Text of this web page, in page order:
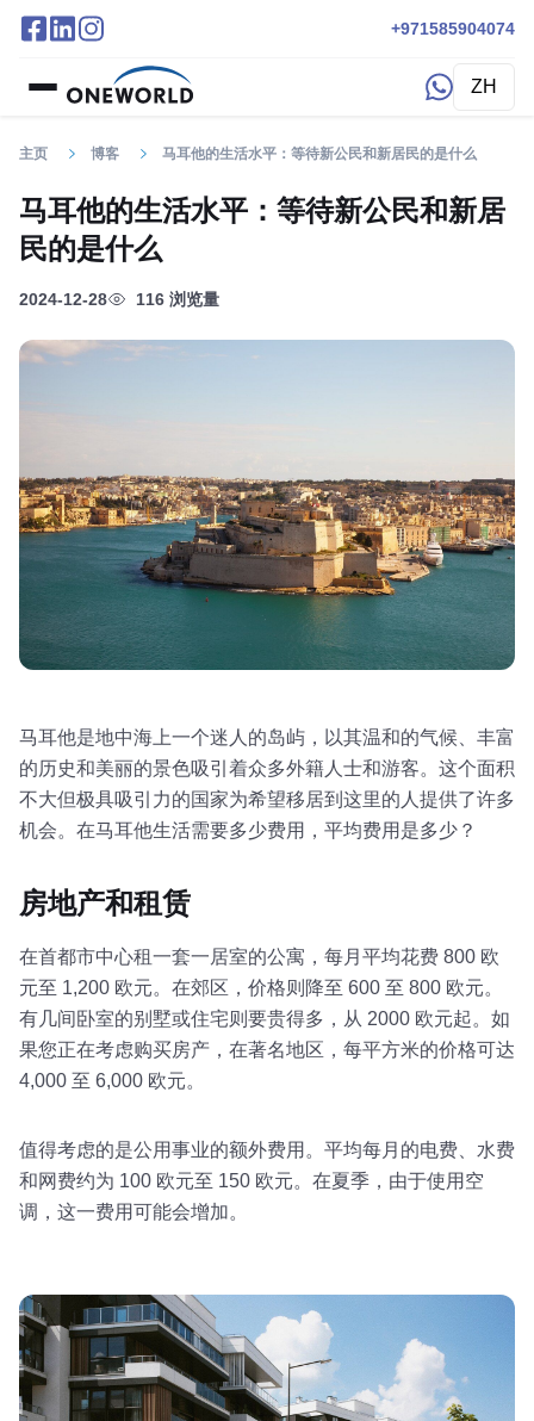
+971585904074
ZH
主页 博客 马耳他的生活水平：等待新公民和新居民的是什么
马耳他的生活水平：等待新公民和新居
民的是什么
2024-12-28 116 浏览量
马耳他是地中海上一个迷人的岛屿，以其温和的气候、丰富
的历史和美丽的景色吸引着众多外籍人士和游客。这个面积
不大但极具吸引力的国家为希望移居到这里的人提供了许多
机会。在马耳他生活需要多少费用，平均费用是多少？
房地产和租赁
在首都市中心租一套一居室的公寓，每月平均花费 800 欧
元至 1,200 欧元。在郊区，价格则降至 600 至 800 欧元。
有几间卧室的别墅或住宅则要贵得多，从 2000 欧元起。如
果您正在考虑购买房产，在著名地区，每平方米的价格可达
4,000 至 6,000 欧元。
值得考虑的是公用事业的额外费用。平均每月的电费、水费
和网费约为 100 欧元至 150 欧元。在夏季，由于使用空
调，这一费用可能会增加。